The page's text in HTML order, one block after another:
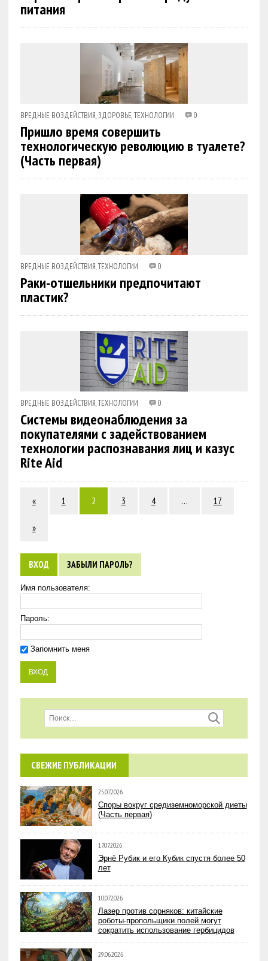
питания
ВРЕДНЫЕ ВОЗДЕЙСТВИЯ,ЗДОРОВЬЕ,ТЕХНОЛОГИИ 0
Пришло время совершить
технологическую революцию в туалете?
(Часть первая)
ВРЕДНЫЕ ВОЗДЕЙСТВИЯ,ТЕХНОЛОГИИ 0
Раки-отшельники предпочитают
пластик?
ВРЕДНЫЕ ВОЗДЕЙСТВИЯ,ТЕХНОЛОГИИ 0
Системы видеонаблюдения за
покупателями с задействованием
технологии распознавания лиц и казус
Rite Aid
« 1 2 3 4 … 17
»
ВХОД ЗАБЫЛИ ПАРОЛЬ?
Имя пользователя:
Пароль:
Запомнить меня
СВЕЖИЕ ПУБЛИКАЦИИ
25.07.2026
Споры вокруг средиземноморской диеты
(Часть первая)
17.07.2026
Эрнё Рубик и его Кубик спустя более 50
лет
10.07.2026
Лазер против сорняков: китайские
роботы-пропольщики полей могут
сократить использование гербицидов
29.06.2026